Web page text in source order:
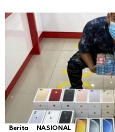
Berita NASIONAL